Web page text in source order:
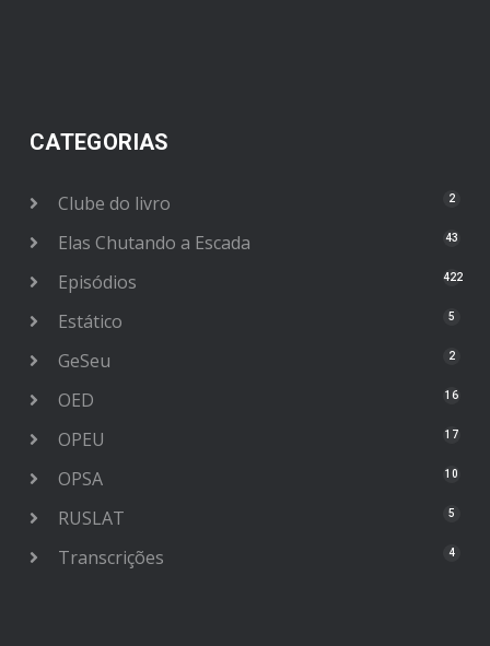
CATEGORIAS
Clube do livro 2
Elas Chutando a Escada 43
Episódios 422
Estático 5
GeSeu 2
OED 16
OPEU 17
OPSA 10
RUSLAT 5
Transcrições 4